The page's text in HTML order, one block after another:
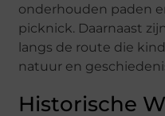
onderhouden paden
picknick. Daarnaast
langs de route die
natuur en
Historische